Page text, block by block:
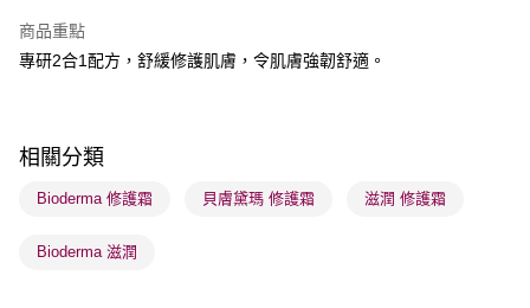
BoC Pay
每筆HK$65.00，滿HK$300.00或以上免運費
順豐站及營業點 - 確認發貨後1-3個工作天送達
商品重點
專研2合1配方，舒緩修護肌膚，令肌膚強韌舒適。
相關分類
Bioderma 修護霜 貝膚黛瑪 修護霜 滋潤 修護霜
Bioderma 滋潤